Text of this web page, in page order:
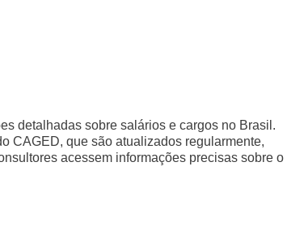
detalhadas sobre salários e cargos no Brasil.
CAGED, que são atualizados regularmente,
acessem informações precisas sobre o